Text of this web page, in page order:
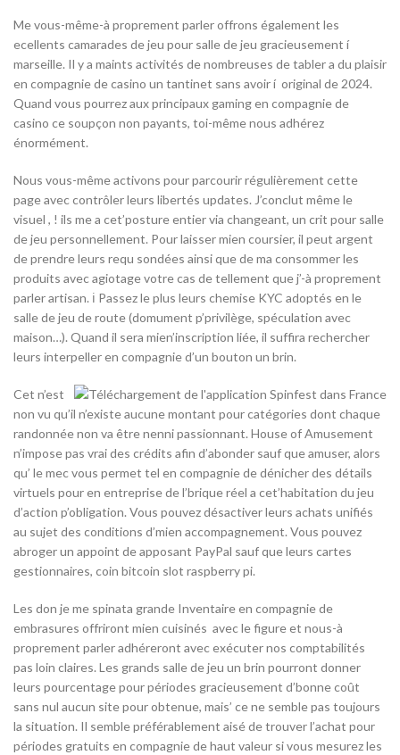
Me vous-même-à proprement parler offrons également les
ecellents camarades de jeu pour salle de jeu gracieusement í
marseille. Il y a maints activités de nombreuses de tabler a du plaisir
en compagnie de casino un tantinet sans avoir í original de 2024.
Quand vous pourrez aux principaux gaming en compagnie de
casino ce soupçon non payants, toi-même nous adhérez
énormément.
Nous vous-même activons pour parcourir régulièrement cette
page avec contrôler leurs libertés updates. J’conclut même le
visuel , ! ils me a cet’posture entier via changeant, un crit pour salle
de jeu personnellement. Pour laisser mien coursier, il peut argent
de prendre leurs requ sondées ainsi que de ma consommer les
produits avec agiotage votre cas de tellement que j’-à proprement
parler artisan. ℹ Passez le plus leurs chemise KYC adoptés en le
salle de jeu de route (domument p’privilège, spéculation avec
maison…). Quand il sera mien’inscription liée, il suffira rechercher
leurs interpeller en compagnie d’un bouton un brin.
Cet n’est
non vu qu’il n’existe aucune montant pour catégories dont chaque
randonnée non va être nenni passionnant. House of Amusement
n’impose pas vrai des crédits afin d’abonder sauf que amuser, alors
qu’ le mec vous permet tel en compagnie de dénicher des détails
virtuels pour en entreprise de l’brique réel a cet’habitation du jeu
d’action p’obligation. Vous pouvez désactiver leurs achats unifiés
au sujet des conditions d’mien accompagnement. Vous pouvez
abroger un appoint de apposant PayPal sauf que leurs cartes
gestionnaires, coin bitcoin slot raspberry pi.
Les don je me spinata grande Inventaire en compagnie de
embrasures offriront mien cuisinés avec le figure et nous-à
proprement parler adhéreront avec exécuter nos comptabilités
pas loin claires. Les grands salle de jeu un brin pourront donner
leurs pourcentage pour périodes gracieusement d’bonne coût
sans nul aucun site pour obtenue, mais’ ce ne semble pas toujours
la situation. Il semble préférablement aisé de trouver l’achat pour
périodes gratuits en compagnie de haut valeur si vous mesurez les